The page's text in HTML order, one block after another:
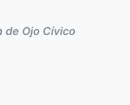
de Ojo Cívico